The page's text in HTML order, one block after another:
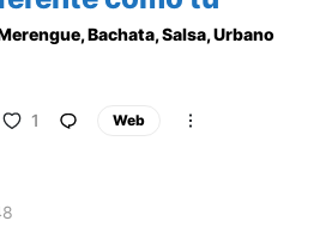
Bachata, Salsa, Urbano
1 Web